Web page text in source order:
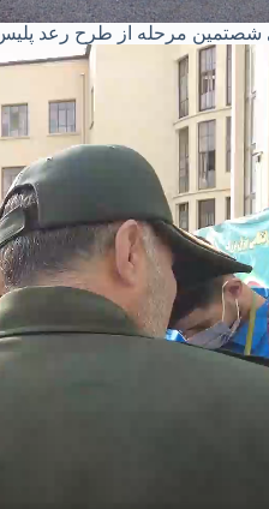
شصتمین مرحله از طرح رعد